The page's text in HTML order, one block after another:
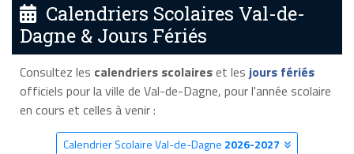
Calendriers Scolaires Val-de-
Dagne & Jours Fériés
Consultez les calendriers scolaireset les jours fériés
officiels pour la ville de Val-de-Dagne, pour l'année scolaire
en cours et celles à venir :
Calendrier Scolaire Val-de-Dagne 2026-2027